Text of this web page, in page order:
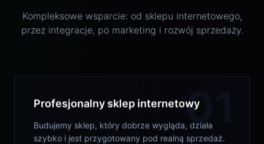
Kompleksowe wsparcie: od sklepu internetowego,
przez integracje, po marketing i rozwój sprzedaży.
01
Profesjonalny sklep internetowy
Budujemy sklep, który dobrze wygląda, działa
szybko i jest przygotowany pod realną sprzedaż.